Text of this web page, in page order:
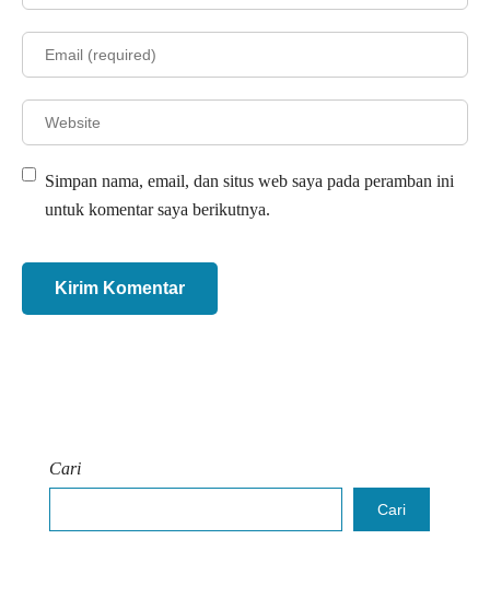
Simpan nama, email, dan situs web saya pada peramban ini
untuk komentar saya berikutnya.
Cari
Cari